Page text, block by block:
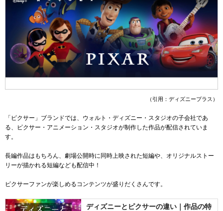
（引用：ディズニープラス）
「ピクサー」ブランドでは、ウォルト・ディズニー・スタジオの子会社であ
る、ピクサー・アニメーション・スタジオが制作した作品が配信されていま
す。
長編作品はもちろん、劇場公開時に同時上映された短編や、オリジナルストー
リーが描かれる短編なども配信中！
ピクサーファンが楽しめるコンテンツが盛りだくさんです。
ディズニーとピクサーの違い｜作品の特